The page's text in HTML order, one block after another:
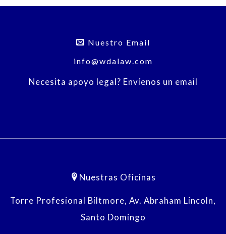
Nuestro Email
info@wdalaw.com
Necesita apoyo legal? Envíenos un email
Nuestras Oficinas
Torre Profesional Biltmore, Av. Abraham Lincoln,
Santo Domingo